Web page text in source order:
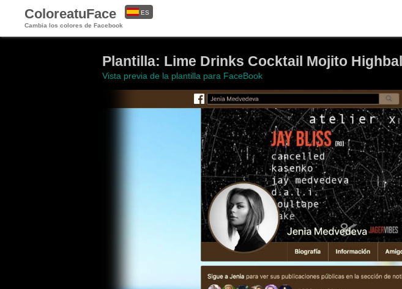
ColoreatuFace
Cambia los colores de Facebook
ES
Plantilla: Lime Drinks Cocktail Mojito
Vista previa de la plantilla para FaceBook